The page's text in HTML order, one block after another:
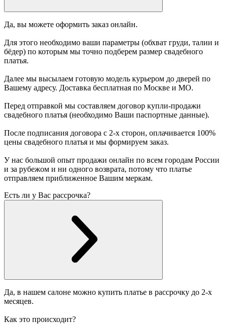
Да, вы можете оформить заказ онлайн.
Для этого необходимо ваши параметры (обхват груди, талии и
бёдер) по которым мы точно подберем размер свадебного
платья.
Далее мы высылаем готовую модель курьером до дверей по
Вашему адресу. Доставка бесплатная по Москве и МО.
Перед отправкой мы составляем договор купли-продажи
свадебного платья (необходимо Ваши паспортные данные).
После подписания договора с 2-х сторон, оплачивается 100%
цены свадебного платья и мы формируем заказ.
У нас большой опыт продажи онлайн по всем городам России
и за рубежом и ни одного возврата, потому что платье
отправляем приближенное Вашим меркам.
Есть ли у Вас рассрочка?
Да, в нашем салоне можно купить платье в рассрочку до 2-х
месяцев.
Как это происходит?